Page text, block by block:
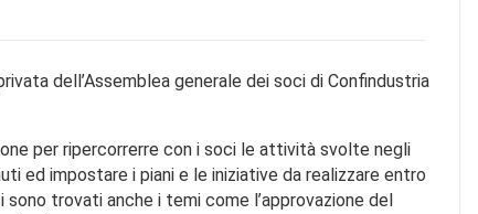
dell’Assemblea generale dei soci di Confindustria
per ripercorrerre con i soci le attività svolte negli
ed impostare i piani e le iniziative da realizzare entro
trovati anche i temi come l’approvazione del